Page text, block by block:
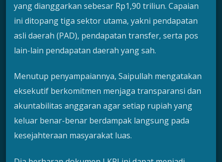
yang dianggarkan sebesar Rp1,90 triliun. Capaian
ini ditopang tiga sektor utama, yakni pendapatan
asli daerah (PAD), pendapatan transfer, serta pos
lain-lain pendapatan daerah yang sah.
Menutup penyampaiannya, Saipullah mengatakan
eksekutif berkomitmen menjaga transparansi dan
akuntabilitas anggaran agar setiap rupiah yang
keluar benar-benar berdampak langsung pada
kesejahteraan masyarakat luas.